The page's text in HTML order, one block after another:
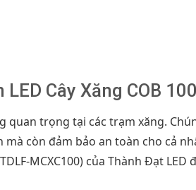
Cây Xăng COB
quan trọng tại các trạm xăng.
còn đảm bảo an toàn cho cả
MCXC100) của Thành Đạt